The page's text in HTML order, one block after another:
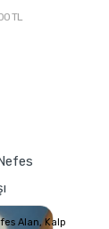
TL
Alan, Kalp